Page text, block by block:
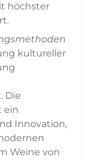
höchster
kultureller
Die
ein
Innovation,
Weine von